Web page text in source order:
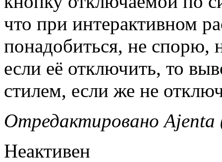
что при интерактивном
понадобиться, не спорю,
если её отключить, то
стилем, если же не
Отредактировано Ajenta
Неактивен